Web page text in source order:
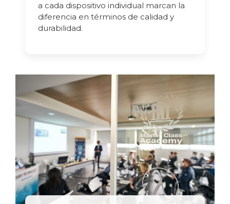
a cada dispositivo individual marcan la
diferencia en términos de calidad y
durabilidad.